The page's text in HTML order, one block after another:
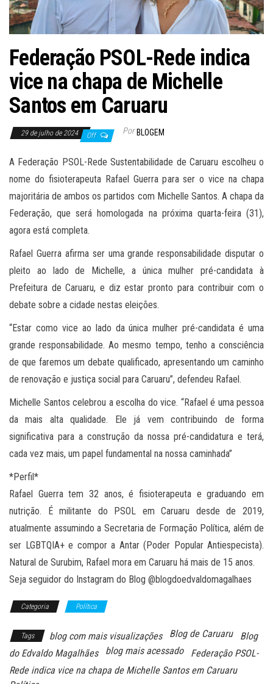
Federação PSOL-Rede indica
vice na chapa de Michelle
Santos em Caruaru
29 de julho de 2024 Off Por BLOGEM
A Federação PSOL-Rede Sustentabilidade de Caruaru escolheu o
nome do fisioterapeuta Rafael Guerra para ser o vice na chapa
majoritária de ambos os partidos com Michelle Santos. A chapa da
Federação, que será homologada na próxima quarta-feira (31),
agora está completa.
Rafael Guerra afirma ser uma grande responsabilidade disputar o
pleito ao lado de Michelle, a única mulher pré-candidata à
Prefeitura de Caruaru, e diz estar pronto para contribuir com o
debate sobre a cidade nestas eleições.
“Estar como vice ao lado da única mulher pré-candidata é uma
grande responsabilidade. Ao mesmo tempo, tenho a consciência
de que faremos um debate qualificado, apresentando um caminho
de renovação e justiça social para Caruaru”, defendeu Rafael.
Michelle Santos celebrou a escolha do vice. “Rafael é uma pessoa
da mais alta qualidade. Ele já vem contribuindo de forma
significativa para a construção da nossa pré-candidatura e terá,
cada vez mais, um papel fundamental na nossa caminhada”
*Perfil*
Rafael Guerra tem 32 anos, é fisioterapeuta e graduando em
nutrição. É militante do PSOL em Caruaru desde de 2019,
atualmente assumindo a Secretaria de Formação Política, além de
ser LGBTQIA+ e compor a Antar (Poder Popular Antiespecista).
Natural de Surubim, Rafael mora em Caruaru há mais de 15 anos.
Seja seguidor do Instagram do Blog @blogdoedvaldomagalhaes
Categoria Política
Tags blog com mais visualizações Blog de Caruaru
Blog
do Edvaldo Magalhães
blog mais acessado
Federação PSOL-
Rede indica vice na chapa de Michelle Santos em Caruaru